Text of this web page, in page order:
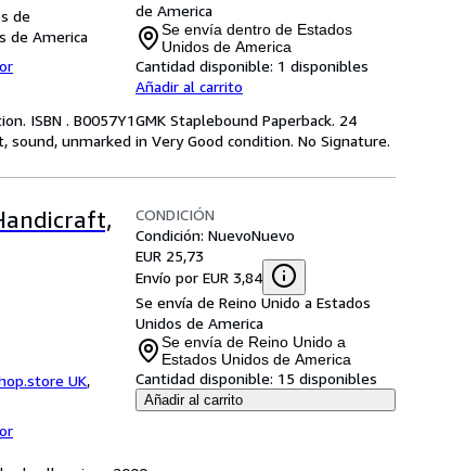
de
de America
de America
Se envía dentro de Estados
Unidos de America
Cantidad disponible: 1 disponibles
Añadir al carrito
ISBN . B0057Y1GMK Staplebound Paperback. 24
unmarked in Very Good condition. No Signature.
UK,
CONDICIÓN
Condición: NuevoNuevo
EUR 25,73
Envío por EUR 3,84
Se envía de Reino Unido a Estados
Unidos de America
Se envía de Reino Unido a
Estados Unidos de America
Cantidad disponible: 15 disponibles
Añadir al carrito